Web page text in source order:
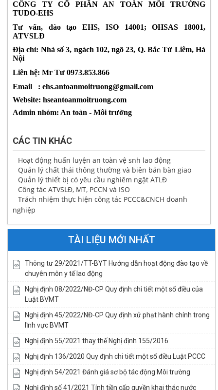
CÔNG TY CỔ PHẦN AN TOÀN MÔI TRƯỜNG
TUDO-EHS
Tư vấn, đào tạo EHS, ISO 14001; OHSAS 18001,
ATVSLĐ
Địa chỉ: Nhà số 3, ngách 102, ngõ 23, Q. Bắc Từ Liêm, Hà
Nội
Liên hệ: Mr Tư 0973.853.866
Email   : ehs.antoanmoitruong@gmail.com
Website: hseantoanmoitruong.com
Admin nhóm: An toàn - Môi trường
CÁC TIN KHÁC
Hoạt động huấn luyện an toàn vệ snh lao động
Quản lý chất thải thông thường và biên bản bàn giao
Quản lý thiết bị có yêu cầu nghiêm ngặt ATLĐ
Công tác ATVSLĐ, MT, PCCN và ISO
Trách nhiệm thực hiện công tác PCCC&CNCH doanh
nghiệp
TÀI LIỆU MỚI NHẤT
Thông tư 29/2021/TT-BYT Hướng dẫn hoạt động đào tạo về
chuyên môn y tế lao động
Nghị định 08/2022/NĐ-CP Quy định chi tiết một số điều của
Luật BVMT
Nghị định 45/2022/NĐ-CP Quy định xử phạt hành chính trong
lĩnh vực BVMT
Nghị định 55/2021 thay thế Nghị định 155/2016
Nghị định 136/2020 Quy định chi tiết một số điều Luật PCCC
Nghị định 54/2021 Đánh giá sơ bộ tác động Môi trường
Nghị định số 41/2021 Tính tiền cấp quyền khai thác nước